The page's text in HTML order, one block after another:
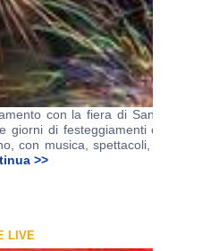
con la fiera di San Ermete,
giorni di festeggiamenti con i quali
con musica, spettacoli, cene e
>>
LIVE